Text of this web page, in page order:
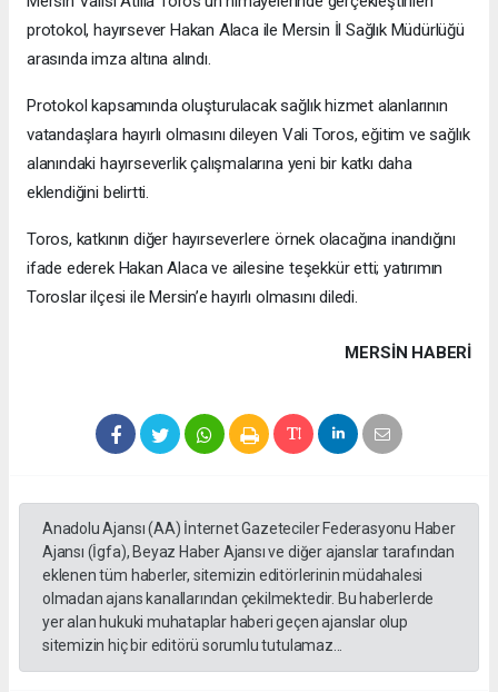
protokol, hayırsever Hakan Alaca ile Mersin İl Sağlık Müdürlüğü
arasında imza altına alındı.
Protokol kapsamında oluşturulacak sağlık hizmet alanlarının
vatandaşlara hayırlı olmasını dileyen Vali Toros, eğitim ve sağlık
alanındaki hayırseverlik çalışmalarına yeni bir katkı daha
eklendiğini belirtti.
Toros, katkının diğer hayırseverlere örnek olacağına inandığını
ifade ederek Hakan Alaca ve ailesine teşekkür etti; yatırımın
Toroslar ilçesi ile Mersin’e hayırlı olmasını diledi.
MERSIN HABERİ
Anadolu Ajansı (AA) İnternet Gazeteciler Federasyonu Haber
Ajansı (İgfa), Beyaz Haber Ajansı ve diğer ajanslar tarafından
eklenen tüm haberler, sitemizin editörlerinin müdahalesi
olmadan ajans kanallarından çekilmektedir. Bu haberlerde
yer alan hukuki muhataplar haberi geçen ajanslar olup
sitemizin hiç bir editörü sorumlu tutulamaz...